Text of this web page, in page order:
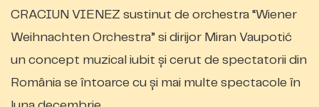
CRACIUN VIENEZ sustinut de orchestra “Wiener
Weihnachten Orchestra” si dirijor Miran Vaupotić
un concept muzical iubit și cerut de spectatorii din
România se întoarce cu și mai multe spectacole în